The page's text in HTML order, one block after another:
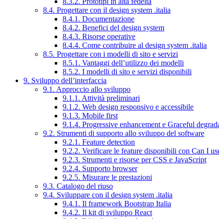
8.4. Progettare con il design system .italia
8.4.1. Documentazione
8.4.2. Benefici del design system
8.4.3. Risorse operative
8.4.4. Come contribuire al design system .italia
8.5. Progettare con i modelli di sito e servizi
8.5.1. Vantaggi dell’utilizzo dei modelli
8.5.2. I modelli di sito e servizi disponibili
9. Sviluppo dell’interfaccia
9.1. Approccio allo sviluppo
9.1.1. Attività preliminari
9.1.2. Web design responsivo e accessibile
9.1.3. Mobile first
9.1.4. Progressive enhancement e Graceful
9.2. Strumenti di supporto allo sviluppo del software
9.2.1. Feature detection
9.2.2. Verificare le feature disponibili con Can I
9.2.3. Strumenti e risorse per CSS e JavaScript
9.2.4. Supporto browser
9.2.5. Misurare le prestazioni
9.3. Catalogo del riuso
9.4. Sviluppare con il design system .italia
9.4.1. Il framework Bootstrap Italia
9.4.2. Il kit di sviluppo React